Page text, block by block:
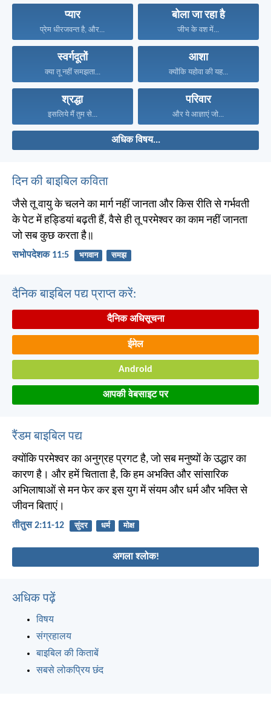
प्यार
प्रेम धीरजवन्त है, और...
बोला जा रहा है
जीभ के वश में...
स्वर्गदूतों
क्या तू नहीं समझता...
आशा
क्योंकि यहोवा की यह...
श्रद्धा
इसलिये मैं तुम से...
परिवार
और ये आज्ञाएं जो...
अधिक विषय...
दिन की बाइबिल कविता
जैसे तू वायु के चलने का मार्ग नहीं जानता और किस रीति से गर्भवती
के पेट में हड्डियां बढ़ती हैं, वैसे ही तू परमेश्वर का काम नहीं जानता
जो सब कुछ करता है॥
सभोपदेशक 11:5 भगवान समझ
दैनिक बाइबिल पद्य प्राप्त करें:
दैनिक अधिसूचना
ईमेल
Android
आपकी वेबसाइट पर
रैंडम बाइबिल पद्य
क्योंकि परमेश्वर का अनुग्रह प्रगट है, जो सब मनुष्यों के उद्धार का
कारण है। और हमें चिताता है, कि हम अभक्ति और सांसारिक
अभिलाषाओं से मन फेर कर इस युग में संयम और धर्म और भक्ति से
जीवन बिताएं।
तीतुस 2:11-12 सुंदर धर्म मोक्ष
अगला श्लोक!
अधिक पढ़ें
विषय
संग्रहालय
बाइबिल की किताबें
सबसे लोकप्रिय छंद